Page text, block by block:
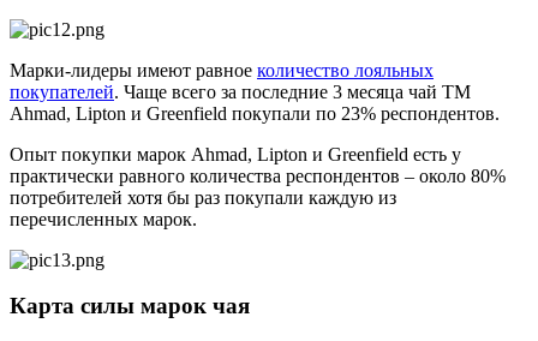
Марки-лидеры имеют равное количество лояльных
покупателей. Чаще всего за последние 3 месяца чай ТМ
Ahmad, Lipton и Greenfield покупали по 23% респондентов.
Опыт покупки марок Ahmad, Lipton и Greenfield есть у
практически равного количества респондентов – около 80%
потребителей хотя бы раз покупали каждую из
перечисленных марок.
Карта силы марок чая